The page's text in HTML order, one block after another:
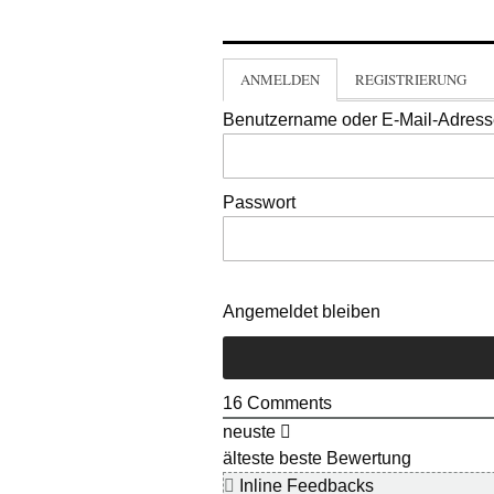
ANMELDEN REGISTRIERUNG
Benutzername oder E-Mail-
Passwort
Angemeldet bleiben
16 Comments
neuste
älteste beste Bewertung
Inline Feedbacks